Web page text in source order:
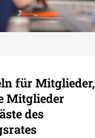
für Mitglieder,
Mitglieder
des